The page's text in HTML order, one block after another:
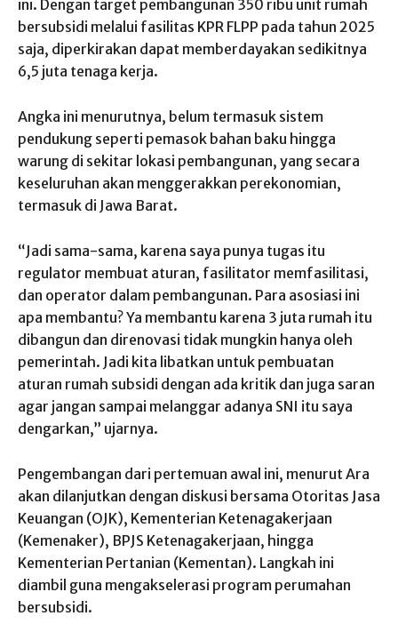
ini. Dengan target pembangunan 350 ribu unit rumah
bersubsidi melalui fasilitas KPR FLPP pada tahun 2025
saja, diperkirakan dapat memberdayakan sedikitnya
6,5 juta tenaga kerja.
Angka ini menurutnya, belum termasuk sistem
pendukung seperti pemasok bahan baku hingga
warung di sekitar lokasi pembangunan, yang secara
keseluruhan akan menggerakkan perekonomian,
termasuk di Jawa Barat.
“Jadi sama-sama, karena saya punya tugas itu
regulator membuat aturan, fasilitator memfasilitasi,
dan operator dalam pembangunan. Para asosiasi ini
apa membantu? Ya membantu karena 3 juta rumah itu
dibangun dan direnovasi tidak mungkin hanya oleh
pemerintah. Jadi kita libatkan untuk pembuatan
aturan rumah subsidi dengan ada kritik dan juga saran
agar jangan sampai melanggar adanya SNI itu saya
dengarkan,” ujarnya.
Pengembangan dari pertemuan awal ini, menurut Ara
akan dilanjutkan dengan diskusi bersama Otoritas Jasa
Keuangan (OJK), Kementerian Ketenagakerjaan
(Kemenaker), BPJS Ketenagakerjaan, hingga
Kementerian Pertanian (Kementan). Langkah ini
diambil guna mengakselerasi program perumahan
bersubsidi.